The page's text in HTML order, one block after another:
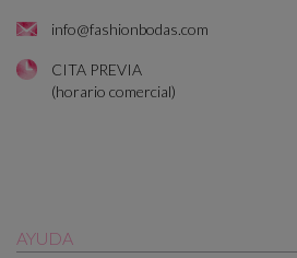
info@fashionbodas.com
CITA PREVIA
(horario comercial)
AYUDA